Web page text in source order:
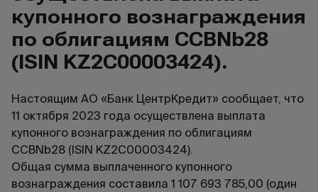
купонного вознаграждения
по облигациям CCBNb28
(ISIN KZ2C00003424).
Настоящим АО «Банк ЦентрКредит» сообщает, что
11 октября 2023 года осуществлена выплата
купонного вознаграждения по облигациям
CCBNb28 (ISIN KZ2C00003424).
Общая сумма выплаченного купонного
вознаграждения составила 1 107 693 785,00 (один